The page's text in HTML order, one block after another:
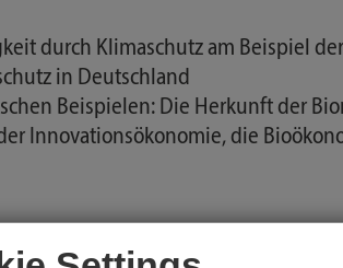
durch Klimaschutz am Beispiel
in Deutschland
Beispielen: Die Herkunft der
Innovationsökonomie, die
verstehen und anhand von